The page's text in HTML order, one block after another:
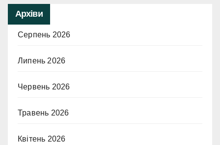
Архіви
Серпень 2026
Липень 2026
Червень 2026
Травень 2026
Квітень 2026